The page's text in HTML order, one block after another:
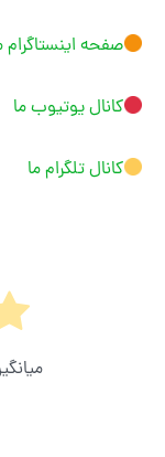
صفحه اینستاگرام
کانال یوتیوب ما
کانال تلگرام ما